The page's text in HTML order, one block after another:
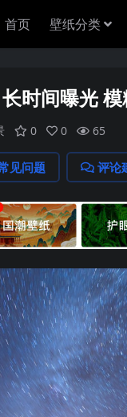
首页 壁纸分类
时间曝光
0 0 65
见问题 评论